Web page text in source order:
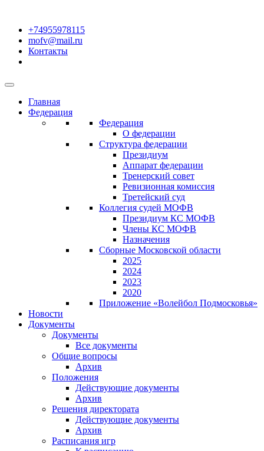
+74955978115
mofv@mail.ru
Контакты
Главная
Федерация
Федерация
О федерации
Структура федерации
Президиум
Аппарат федерации
Тренерский совет
Ревизионная комиссия
Третейский суд
Коллегия судей МОФВ
Президиум КС МОФВ
Члены КС МОФВ
Назначения
Сборные Московской области
2025
2024
2023
2020
Приложение «Волейбол Подмосковья»
Новости
Документы
Документы
Все документы
Общие вопросы
Архив
Положения
Действующие документы
Архив
Решения директората
Действующие документы
Архив
Расписания игр